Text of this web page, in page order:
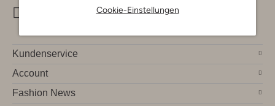
Cookie-Einstellungen
info@omoda.de
Kundenservice
Account
Fashion News